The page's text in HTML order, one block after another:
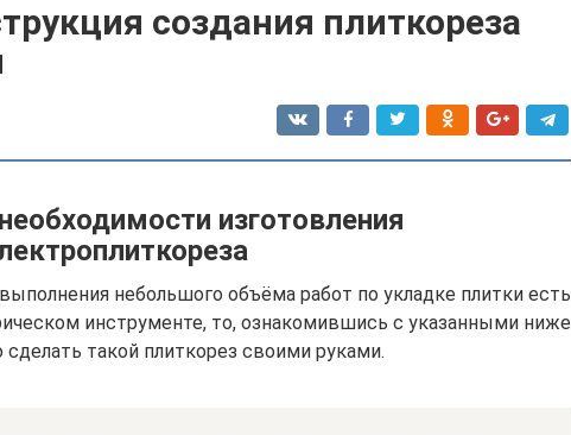
создания плиткореза
изготовления
небольшого объёма работ по укладке плитки есть
инструменте, то, ознакомившись с указанными ниже
такой плиткорез своими руками.